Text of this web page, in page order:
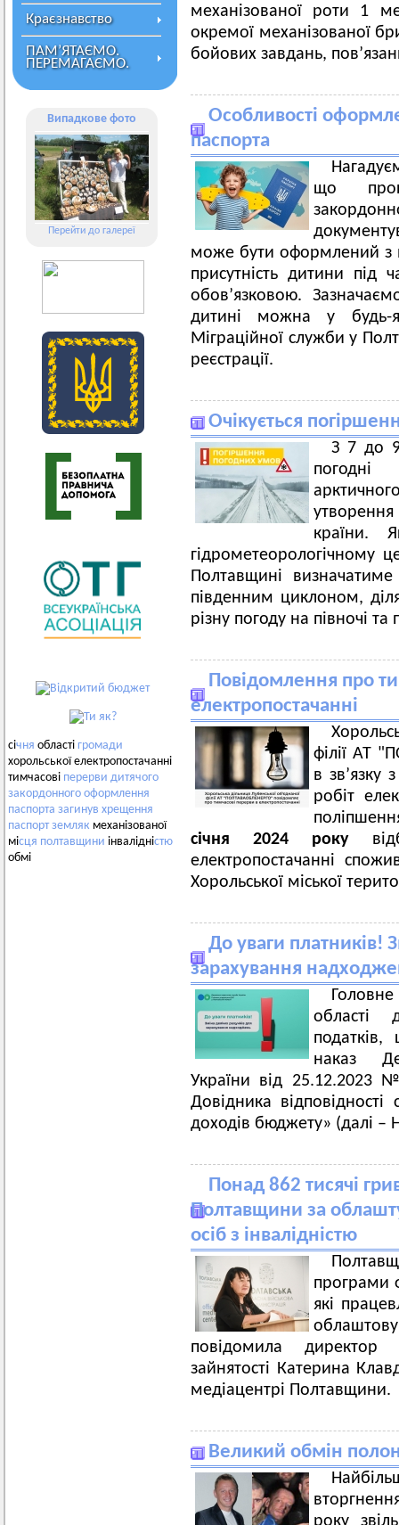
Краєзнавство
ПАМ’ЯТАЄМО.
ПЕРЕМАГАЄМО.
Випадкове фото
Перейти до галереї
січня області громади
хорольської електропостачанні
тимчасові перерви дитячого
закордонного оформлення
паспорта загинув хрещення
паспорт земляк механізованої
місця полтавщини інвалідністю
обмі
механізованої роти 1
окремої механізованої
бойових завдань,
Особливості
паспорта
що
може бути оформлений з
присутність дитини під
обов’язковою.
дитині можна у будь-
Міграційної служби у
реєстрації.
Очікується
З 7 до 9
погодні
країни.
гідрометеорологічному
Полтавщині
південним циклоном,
різну погоду на півночі та
Повідомлення про
електропостачанні
філії АТ
в зв’язку
робіт
січня2024 року
електропостачанні
Хорольської міської
До уваги платників!
зарахування
області
наказ
України від 25.12.2023
Довідника відповідності
доходів бюджету» (далі –
Понад 862 тисячі
Полтавщини за
осіб з інвалідністю
програми
які
повідомила директор
зайнятості Катерина
медіацентрі Полтавщини.
Великий обмін
року